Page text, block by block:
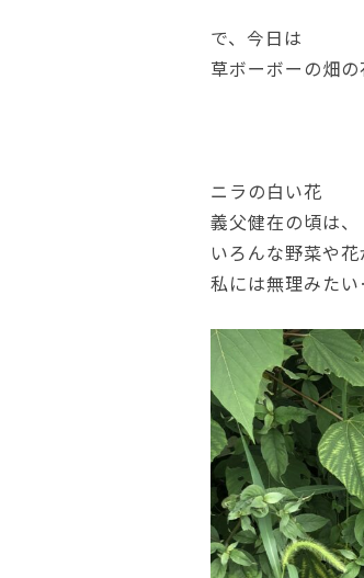
で、今日は
草ボーボーの畑
ニラの白い花
義父健在の頃は、
いろんな野菜や
私には無理みた